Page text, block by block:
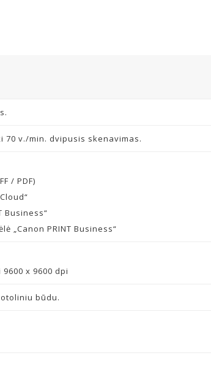
v./min. dvipusis skenavimas.
/ PDF)
Business“
„Canon PRINT Business“
x 9600 dpi
būdu.